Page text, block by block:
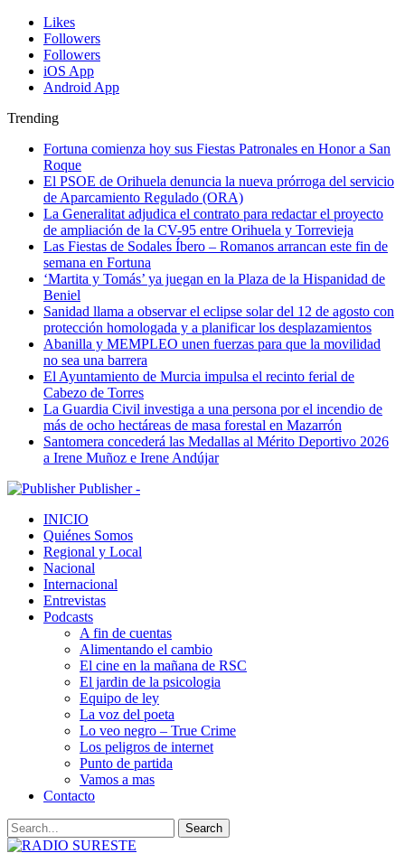
Likes
Followers
Followers
iOS App
Android App
Trending
Fortuna comienza hoy sus Fiestas Patronales en Honor a San
Roque
El PSOE de Orihuela denuncia la nueva prórroga del servicio
de Aparcamiento Regulado (ORA)
La Generalitat adjudica el contrato para redactar el proyecto
de ampliación de la CV-95 entre Orihuela y Torrevieja
Las Fiestas de Sodales Íbero – Romanos arrancan este fin de
semana en Fortuna
‘Martita y Tomás’ ya juegan en la Plaza de la Hispanidad de
Beniel
Sanidad llama a observar el eclipse solar del 12 de agosto con
protección homologada y a planificar los desplazamientos
Abanilla y MEMPLEO unen fuerzas para que la movilidad
no sea una barrera
El Ayuntamiento de Murcia impulsa el recinto ferial de
Cabezo de Torres
La Guardia Civil investiga a una persona por el incendio de
más de ocho hectáreas de masa forestal en Mazarrón
Santomera concederá las Medallas al Mérito Deportivo 2026
a Irene Muñoz e Irene Andújar
Publisher -
INICIO
Quiénes Somos
Regional y Local
Nacional
Internacional
Entrevistas
Podcasts
A fin de cuentas
Alimentando el cambio
El cine en la mañana de RSC
El jardin de la psicologia
Equipo de ley
La voz del poeta
Lo veo negro – True Crime
Los peligros de internet
Punto de partida
Vamos a mas
Contacto